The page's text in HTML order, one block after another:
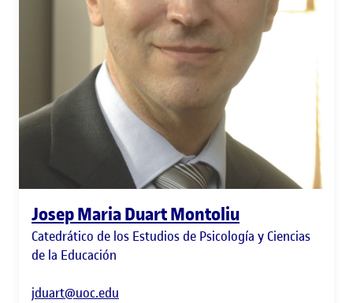
Josep Maria Duart Montoliu
Catedrático de los Estudios de Psicología y Ciencias
de la Educación
jduart@uoc.edu